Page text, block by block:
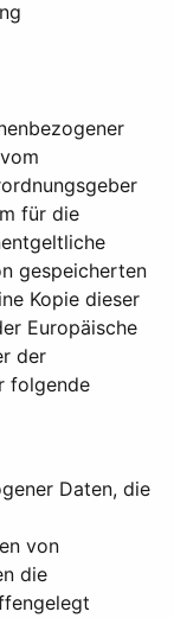
für die
gespeicherten
Kopie dieser
Europäische
der
folgende
Daten, die
von
die